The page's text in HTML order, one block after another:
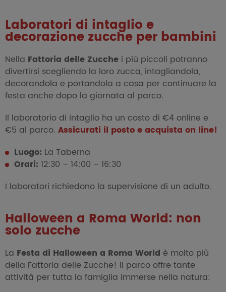
Laboratori di intaglio e
decorazione zucche per bambini
Nella Fattoria delle Zucche i più piccoli potranno
divertirsi scegliendo la loro zucca, intagliandola,
decorandola e portandola a casa per continuare la
festa anche dopo la giornata al parco.
Il laboratorio di intaglio ha un costo di €4 online e
€5 al parco. Assicurati il posto e acquista on line!
Luogo: La Taberna
Orari: 12:30 – 14:00 – 16:30
I laboratori richiedono la supervisione di un adulto.
Halloween a Roma World: non
solo zucche
La Festa di Halloween a Roma World è molto più
della Fattoria delle Zucche! Il parco offre tante
attività per tutta la famiglia immerse nella natura: